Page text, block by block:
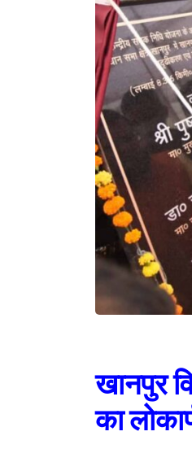
खानपुर
का